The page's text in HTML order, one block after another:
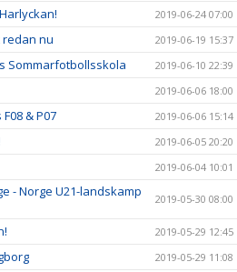
2019-06-24 07:00
redan nu 2019-06-19 15:37
Sommarfotbollsskola 2019-06-10 22:39
2019-06-06 18:00
& P07 2019-06-06 15:14
2019-06-05 20:20
2019-06-04 10:01
- Norge U21-landskamp
2019-05-30 08:00
2019-05-29 12:45
2019-05-29 11:08